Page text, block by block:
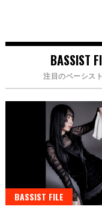
BASSIST
注目のベーシス
BASSIST FILE